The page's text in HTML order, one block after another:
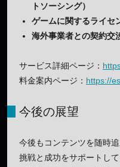
トソーシング）
ゲームに関するライセ
海外事業者との契約交
サービス詳細ページ：
料金案内ページ： https://
今後の展望
今後もコンテンツを随時
挑戦と成功をサポートし